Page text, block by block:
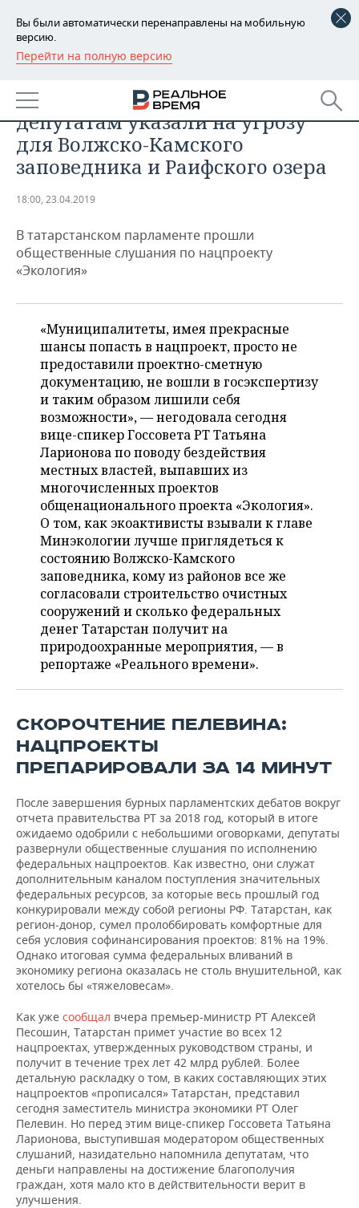
Вы были автоматически перенаправлены на мобильную
версию.
Перейти на полную версию
РЕГИОНЫ
БАШКОРТОСТАН
ТАТАРСТАН
УДМУРТИЯ
НОВОСТИ
АНАЛИТИКА
НОВОСТИ АНАЛИТИКИ
ДЕКЛАРАЦИИ О ДОХОДАХ
КОРОЛИ ГОСЗАКАЗА ПФО
ВУЗЫ ТАТАРСТАНА
ТОРГОВЫЕ ЦЕНТРЫ
ТАТАРСТАНА
ЭКОНОМИКА
НОВОСТИ ЭКОНОМИКИ
ФИНАНСЫ
БАНКИ
ИНВЕСТИЦИИ
ПРОМЫШЛЕННОСТЬ
НОВОСТИ
ПРОМЫШЛЕННОСТИ
МАШИНОСТРОЕНИЕ
НЕФТЕХИМИЯ
НЕФТЬ
ОПК
ЭНЕРГЕТИКА
НЕДВИЖИМОСТЬ
НОВОСТИ НЕДВИЖИМОСТИ
АВТО
НОВОСТИ БИЗНЕСА
РОЗНИЧНАЯ ТОРГОВЛЯ
ТРАНСПОРТ
УСЛУГИ
ТЕХНОЛОГИИ
НОВОСТИ ТЕХНОЛОГИЙ
МЕДИА
ТЕЛЕКОММУНИКАЦИИ
МЕРОПРИЯТИЯ
НОВОСТИ МЕРОПРИЯТИЙ
ВЫЕЗДНАЯ РЕДАКЦИЯ
БИЗНЕС-БРАНЧИ
ONLINE-КОНФЕРЕНЦИИ
ОТКРЫТАЯ ЛЕКЦИЯ
СПОРТ
НОВОСТИ СПОРТА
ФУТБОЛ
ХОККЕЙ
БАСКЕТБОЛ
ВОЛЕЙБОЛ
КИБЕРСПОРТ
ВОДНЫЕ ВИДЫ СПОРТА
ХОККЕЙ С МЯЧОМ
ОБЩЕСТВО
НОВОСТИ ОБЩЕСТВА
ВЛАСТЬ
ИНФРАСТРУКТУРА
ИСТОРИЯ
КУЛЬТУРА
ОБРАЗОВАНИЕ
ПРОИСШЕСТВИЯ
ФОТОГАЛЕРЕЯ
СЮЖЕТЫ
СПРАВОЧНИК
СПИСОК ПЕРСОН
СПИСОК КОМПАНИЙ
ПОЛНАЯ ВЕРСИЯ
В шаге от экокатастрофы:
депутатам указали на угрозу
для Волжско-Камского
заповедника и Раифского озера
18:00, 23.04.2019
В татарстанском парламенте прошли
общественные слушания по нацпроекту
«Экология»
«Муниципалитеты, имея прекрасные
шансы попасть в нацпроект, просто не
предоставили проектно-сметную
документацию, не вошли в госэкспертизу
и таким образом лишили себя
возможности», — негодовала сегодня
вице-спикер Госсовета РТ Татьяна
Ларионова по поводу бездействия
местных властей, выпавших из
многочисленных проектов
общенационального проекта «Экология».
О том, как экоактивисты взывали к главе
Минэкологии лучше приглядеться к
состоянию Волжско-Камского
заповедника, кому из районов все же
согласовали строительство очистных
сооружений и сколько федеральных
денег Татарстан получит на
природоохранные мероприятия, — в
репортаже «Реального времени».
СКОРОЧТЕНИЕ ПЕЛЕВИНА:
НАЦПРОЕКТЫ
ПРЕПАРИРОВАЛИ ЗА 14 МИНУТ
После завершения бурных парламентских дебатов вокруг
отчета правительства РТ за 2018 год, который в итоге
ожидаемо одобрили с небольшими оговорками, депутаты
развернули общественные слушания по исполнению
федеральных нацпроектов. Как известно, они служат
дополнительным каналом поступления значительных
федеральных ресурсов, за которые весь прошлый год
конкурировали между собой регионы РФ. Татарстан, как
регион-донор, сумел пролоббировать комфортные для
себя условия софинансирования проектов: 81% на 19%.
Однако итоговая сумма федеральных вливаний в
экономику региона оказалась не столь внушительной, как
хотелось бы «тяжеловесам».
Как уже сообщал вчера премьер-министр РТ Алексей
Песошин, Татарстан примет участие во всех 12
нацпроектах, утвержденных руководством страны, и
получит в течение трех лет 42 млрд рублей. Более
детальную раскладку о том, в каких составляющих этих
нацпроектов «прописался» Татарстан, представил
сегодня заместитель министра экономики РТ Олег
Пелевин. Но перед этим вице-спикер Госсовета Татьяна
Ларионова, выступившая модератором общественных
слушаний, назидательно напомнила депутатам, что
деньги направлены на достижение благополучия
граждан, хотя мало кто в действительности верит в
улучшения.